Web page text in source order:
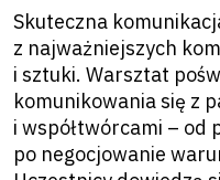
Skuteczna
z najważniejszych
i sztuki. Warsztat
komunikowania się z
i współtwórcami – od
po negocjowanie